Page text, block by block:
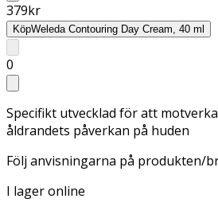
379kr
KöpWeleda Contouring Day Cream, 40 ml
0
Specifikt utvecklad för att
åldrandets påverkan på huden
Följ anvisningarna på produkten/
I lager online